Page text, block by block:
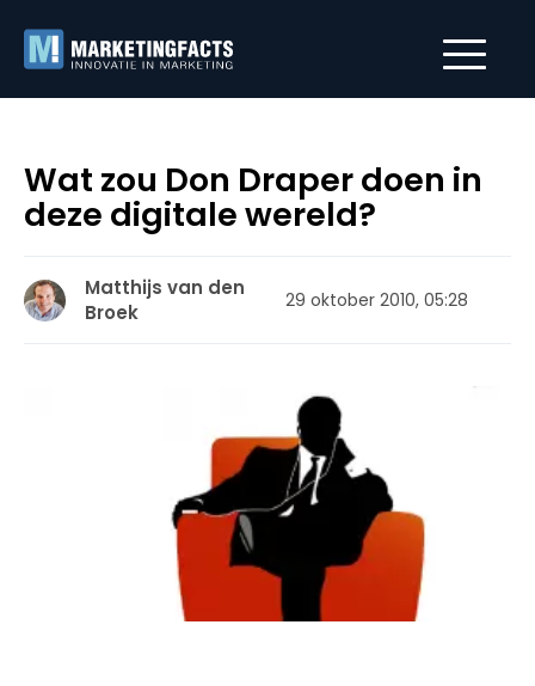
Wat zou Don Draper doen in
deze digitale wereld?
Matthijs van den
Broek
29 oktober 2010, 05:28